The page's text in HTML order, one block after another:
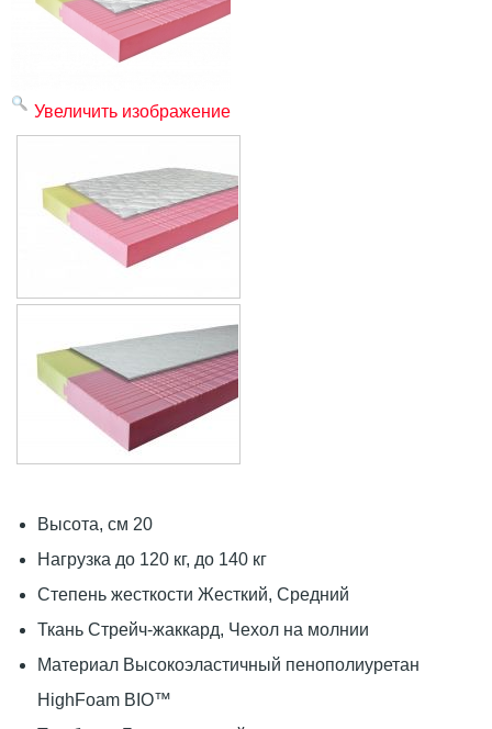
Увеличить изображение
Высота, см 20
Нагрузка до 120 кг, до 140 кг
Степень жесткости Жесткий, Средний
Ткань Стрейч-жаккард, Чехол на молнии
Материал Высокоэластичный пенополиуретан
HighFoam BIO™